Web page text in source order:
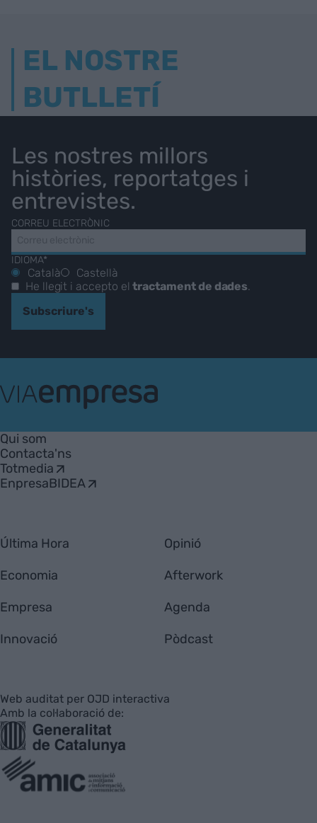
EL NOSTRE
BUTLLETÍ
Les nostres millors
històries, reportatges i
entrevistes.
CORREU ELECTRÒNIC
IDIOMA*
Català
Castellà
He llegit i accepto eltractament de dades.
Subscriure's
Empresa
Qui som
Contacta'ns
Totmedia
EnpresaBIDEA
Última Hora
Economia
Empresa
Innovació
Opinió
Afterwork
Agenda
Pòdcast
Web auditat per OJD interactiva
Amb la col·laboració de: